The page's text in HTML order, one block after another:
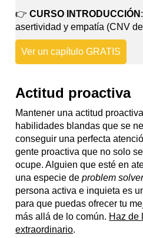
👉CURSO INTRODUCCIÓN
asertividad y empatía (CNV
Ver un capítulo GRATIS
Actitud proactiva
Mantener una actitud
habilidades blandas que se
conseguir una perfecta
gente proactiva que no solo
ocupe. Alguien que esté en
una especie de problem
persona activa e inquieta es
para que puedas ofrecer tu
más allá de lo común. Haz de
extraordinario.